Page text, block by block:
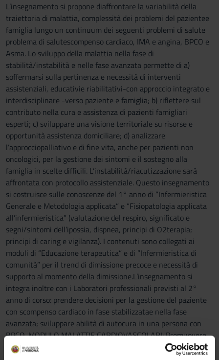
L’insegnamento si propone diaffrontare la variabilità della
traiettoria di malattia, complessità dei problemi del pazientee
famiglia lungo un continuum dei seguenti problemi di salute
problema di salutescompenso cardiaco, IMA e angina, BPCO e
Asma. Lo sviluppo della malattia nella fase di
stabilità/instabilità e nelle fase avanzata permette di a)
soffermarsi sulla pertinenza e necessità di interventi
assistenziali, educativie riabilitativi-con approccio integrato e
interdisciplinare -verso paziente e famiglia; b) riflettere sul
contributo nella cura e assistenza di pazienti famigliari
esperti; c) sviluppare una visione territoriale su risorse e
opportunità assistenza domiciliare; d) analizzare
l’approcciopalliativo e di fine vita, anche per pazienti non
oncologici, per la gestione dei sintomi e il sostegno alla
famiglia in scelte difficili. L’instabilità/riacutizzazione sarà
affrontata con protocollo assistenziale. Questo insegnamento
si costruisce sulle conoscenze del 1° anno di “Infermieristica
Generale e Metodologia applicata” e “Fisiopatologia applicata
all’infermieristica” (valutazione del respiro, significato e
segni/sintomi dell’ipossia, dispnea, principi di O2terapia;
principi di caring e vigilanza). I contenuti sono collegati ai
moduli di “Educazione terapeutica” e di “Infermieristica di
comunità” per il trend di dimissione precoce e necessità di
supporto al momento della dimissione.L’insegnamento si
integra inoltre con i Laboratori professionali previsti al 2°
anno di corso: prendere decisioni per la gestione del paziente
con scompenso cardiaco in fase stabilizzatae nella fase
avanzata; sviluppare abilità di autocura in una persona con
BPCO. MODULO MALATTIE CARDIOVASCOLARI: Promuovere
le basi per la conoscenza delle principali malattie